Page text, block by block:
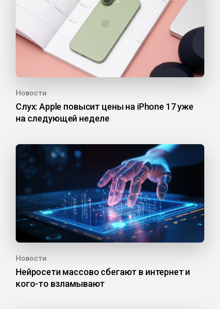
Новости
Слух: Apple повысит цены на iPhone 17 уже
на следующей неделе
Новости
Нейросети массово сбегают в интернет и
кого-то взламывают